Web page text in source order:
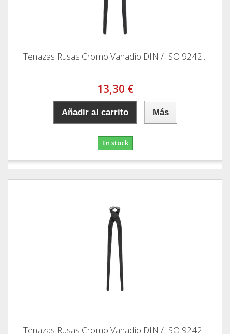
Tenazas Rusas Cromo Vanadio DIN / ISO 9242...
13,30 €
Añadir al carrito Más
En stock
Tenazas Rusas Cromo Vanadio DIN / ISO 9242...